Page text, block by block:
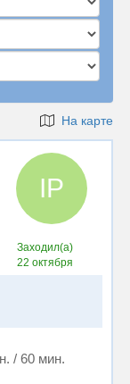
На карте
ІР
Заходил(а)
22 октября
/ 60 мин.